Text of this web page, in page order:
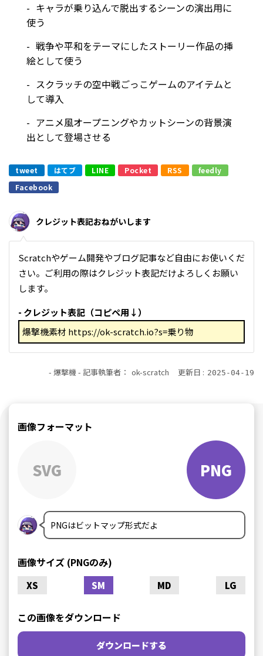
画像フォーマット
SVG PNG
PNGはビットマップ形式だよ
画像サイズ (PNGのみ)
XS SM MD LG
この画像をダウンロード
ダウンロードする
キャラが乗り込んで脱出するシーンの演出用に
使う
戦争や平和をテーマにしたストーリー作品の挿
絵として使う
スクラッチの空中戦ごっこゲームのアイテムと
して導入
アニメ風オープニングやカットシーンの背景演
出として登場させる
tweet はてブ LINE Pocket RSS
feedly
Facebook
クレジット表記おねがいします
Scratchやゲーム開発やブログ記事など自由にお使いくだ
さい。ご利用の際はクレジット表記だけよろしくお願い
します。
クレジット表記（コピペ用↓）
- 爆撃機 - 記事執筆者： ok-scratch 更新日 : 2025-04-19